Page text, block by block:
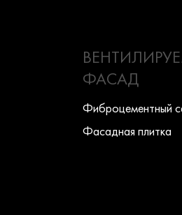
ФАСАД
Фиброцементный
Фасадная плитка